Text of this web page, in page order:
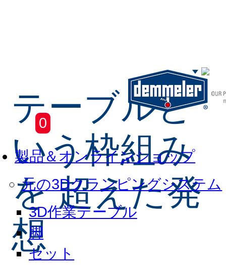
Skip to main content
0
製品＆オンラインショップ
元の3Dクランピングシステム
3D作業テーブル
脚
セット
テーブルと
いう枠組み
を 超えた発
想